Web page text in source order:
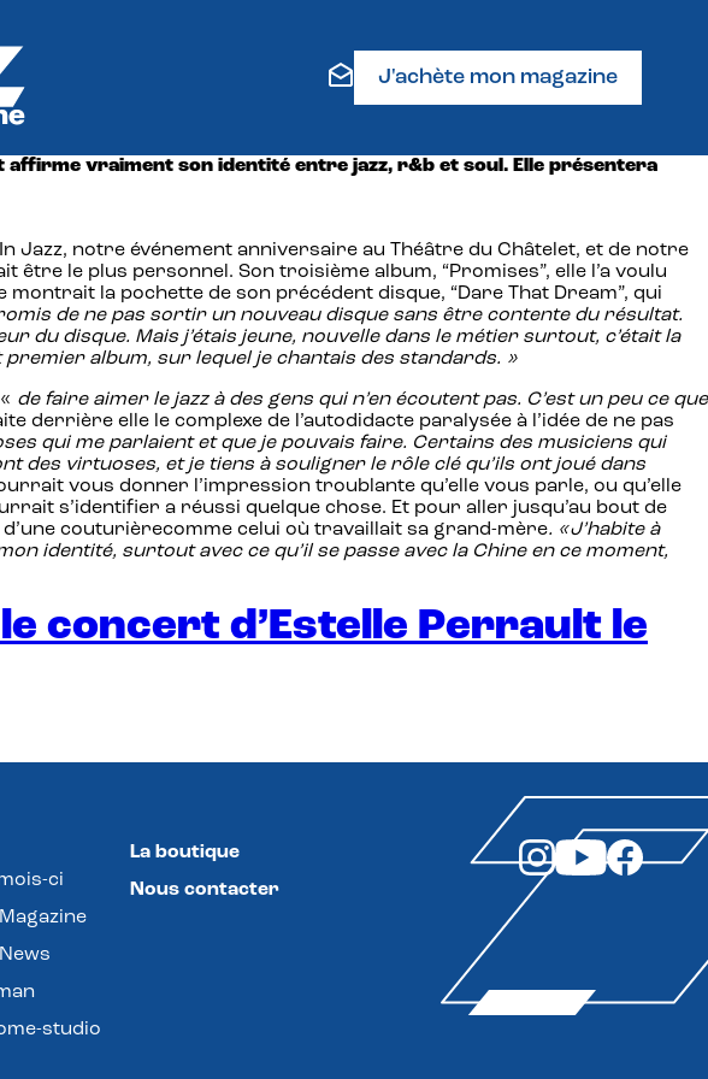
J'achète mon magazine
affirme vraiment son identité entre jazz, r&b et soul. Elle présentera
Jazz, notre événement anniversaire au Théâtre du Châtelet, et de notre
le plus personnel. Son troisième album, “Promises”, elle l’a voulu
la pochette de son précédent disque, “Dare That Dream”, qui
de ne pas sortir un nouveau disque sans être contente du résultat.
du disque. Mais j’étais jeune, nouvelle dans le métier surtout, c’était la
album, sur lequel je chantais des standards. »
de faire aimer le jazz à des gens qui n’en écoutent pas. C’est un peu ce que
derrière elle le complexe de l’autodidacte paralysée à l’idée de ne pas
qui me parlaient et que je pouvais faire. Certains des musiciens qui
des virtuoses, et je tiens à souligner le rôle clé qu’ils ont joué dans
vous donner l’impression troublante qu’elle vous parle, ou qu’elle
s’identifier a réussi quelque chose. Et pour aller jusqu’au bout de
couturièrecomme celui où travaillait sa grand-mère. «J’habite à
identité, surtout avec ce qu’il se passe avec la Chine en ce moment,
concert d’Estelle Perrault le
ci
studio
La boutique
Nous contacter